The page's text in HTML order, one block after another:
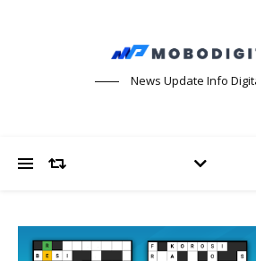
News Update Info